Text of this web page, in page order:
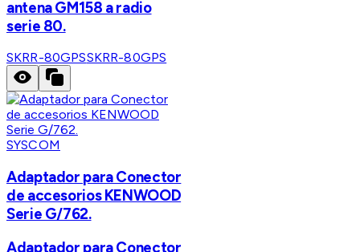
antena GM158 a radio
serie 80.
SKRR-80GPSSKRR-80GPS
SYSCOM
Adaptador para Conector
de accesorios KENWOOD
Serie G/762.
Adaptador para Conector